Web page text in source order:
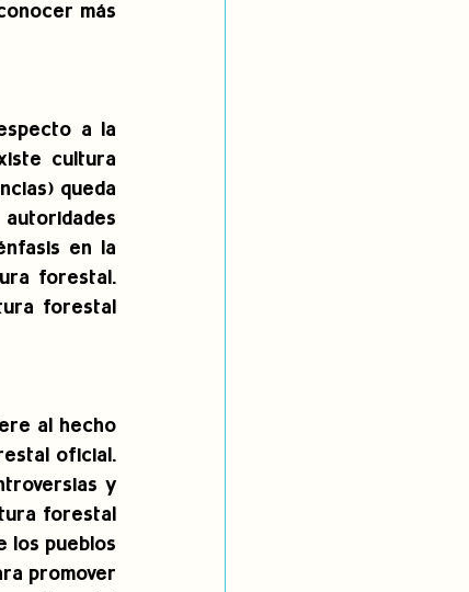
más
a la
cultura
queda
en la
forestal.
forestal
al hecho
oficial.
y
forestal
los pueblos
promover